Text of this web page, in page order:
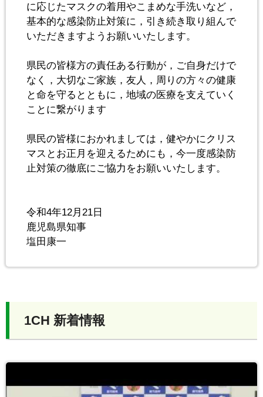
に応じたマスクの着用やこまめな手洗いなど，
基本的な感染防止対策に，引き続き取り組んで
いただきますようお願いいたします。
県民の皆様方の責任ある行動が，ご自身だけで
なく，大切なご家族，友人，周りの方々の健康
と命を守るとともに，地域の医療を支えていく
ことに繋がります
県民の皆様におかれましては，健やかにクリス
マスとお正月を迎えるためにも，今一度感染防
止対策の徹底にご協力をお願いいたします。
令和4年12月21日
鹿児島県知事
塩田康一
1CH 新着情報